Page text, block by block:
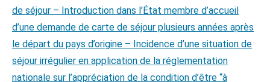
de séjour – Introduction dans l’État membre d’accueil
d’une demande de carte de séjour plusieurs années après
le départ du pays d’origine – Incidence d’une situation de
séjour irrégulier en application de la réglementation
nationale sur l’appréciation de la condition d’être “à